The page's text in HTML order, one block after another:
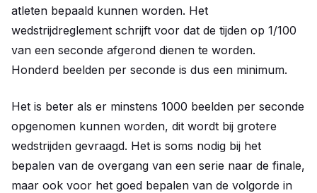
atleten bepaald kunnen worden. Het
wedstrijdreglement schrijft voor dat de tijden op 1/100
van een seconde afgerond dienen te worden.
Honderd beelden per seconde is dus een minimum.
Het is beter als er minstens 1000 beelden per seconde
opgenomen kunnen worden, dit wordt bij grotere
wedstrijden gevraagd. Het is soms nodig bij het
bepalen van de overgang van een serie naar de finale,
maar ook voor het goed bepalen van de volgorde in